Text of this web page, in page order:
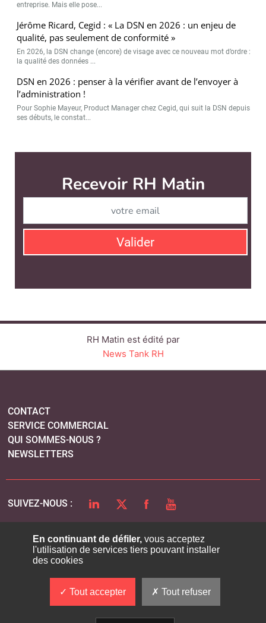
entreprise. Mais elle pose...
Jérôme Ricard, Cegid : « La DSN en 2026 : un enjeu de
qualité, pas seulement de conformité »
En 2026, la DSN change (encore) de visage avec ce nouveau mot d’ordre :
la qualité des données ...
DSN en 2026 : penser à la vérifier avant de l’envoyer à
l’administration !
Pour Sophie Mayeur, Product Manager chez Cegid, qui suit la DSN depuis
ses débuts, le constat...
Recevoir RH Matin
Valider
RH Matin est édité par
News Tank RH
CONTACT
SERVICE COMMERCIAL
QUI SOMMES-NOUS ?
NEWSLETTERS
SUIVEZ-NOUS : LINKEDINTWITTERFACEBOOK
YOUTUBE
PLAN DU SITE
En continuant de défiler,vous acceptez
l'utilisation de services tiers pouvant installer
des cookies
Tout accepter Tout refuser